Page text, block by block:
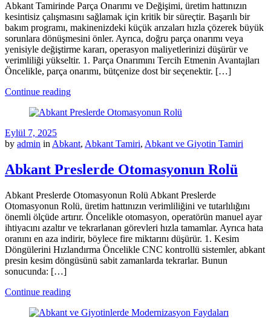
Abkant Tamirinde Parça Onarımı ve Değişimi, üretim hattınızın
kesintisiz çalışmasını sağlamak için kritik bir süreçtir. Başarılı bir
bakım programı, makinenizdeki küçük arızaları hızla çözerek büyük
sorunlara dönüşmesini önler. Ayrıca, doğru parça onarımı veya
yenisiyle değiştirme kararı, operasyon maliyetlerinizi düşürür ve
verimliliği yükseltir. 1. Parça Onarımını Tercih Etmenin Avantajları
Öncelikle, parça onarımı, bütçenize dost bir seçenektir. […]
Continue reading
Eylül 7, 2025
by admin in Abkant, Abkant Tamiri, Abkant ve Giyotin Tamiri
Abkant Preslerde Otomasyonun Rolü
Abkant Preslerde Otomasyonun Rolü Abkant Preslerde
Otomasyonun Rolü, üretim hattınızın verimliliğini ve tutarlılığını
önemli ölçüde artırır. Öncelikle otomasyon, operatörün manuel ayar
ihtiyacını azaltır ve tekrarlanan görevleri hızla tamamlar. Ayrıca hata
oranını en aza indirir, böylece fire miktarını düşürür. 1. Kesim
Döngülerini Hızlandırma Öncelikle CNC kontrollü sistemler, abkant
presin kesim döngüsünü sabit zamanlarda tekrarlar. Bunun
sonucunda: […]
Continue reading